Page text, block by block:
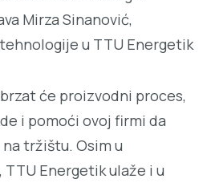
Mirza Sinanović,
u TTU Energetik
će proizvodni proces,
i pomoći ovoj firmi da
tržištu. Osim u
Energetik ulaže i u